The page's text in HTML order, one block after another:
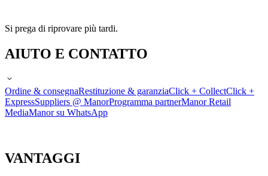
Si prega di riprovare più tardi.
AIUTO E CONTATTO
Ordine & consegnaRestituzione & garanziaClick + CollectClick +
ExpressSuppliers @ ManorProgramma partnerManor Retail
MediaManor su WhatsApp
VANTAGGI